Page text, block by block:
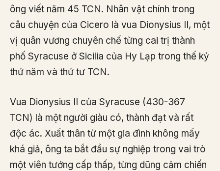
ông viết năm 45 TCN. Nhân vật chính trong
câu chuyện của Cicero là vua Dionysius II, một
vị quân vương chuyên chế từng cai trị thành
phố Syracuse ở Sicilia của Hy Lạp trong thế kỷ
thứ năm và thứ tư TCN.
Vua Dionysius II của Syracuse (430-367
TCN) là một người giàu có, thành đạt và rất
độc ác. Xuất thân từ một gia đình không mấy
khá giả, ông ta bắt đầu sự nghiệp trong vai trò
một viên tướng cấp thấp, từng dũng cảm chiến